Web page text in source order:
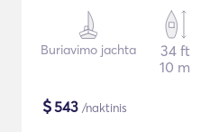
Buriavimo jachta
34 ft
10 m
$543 /naktinis